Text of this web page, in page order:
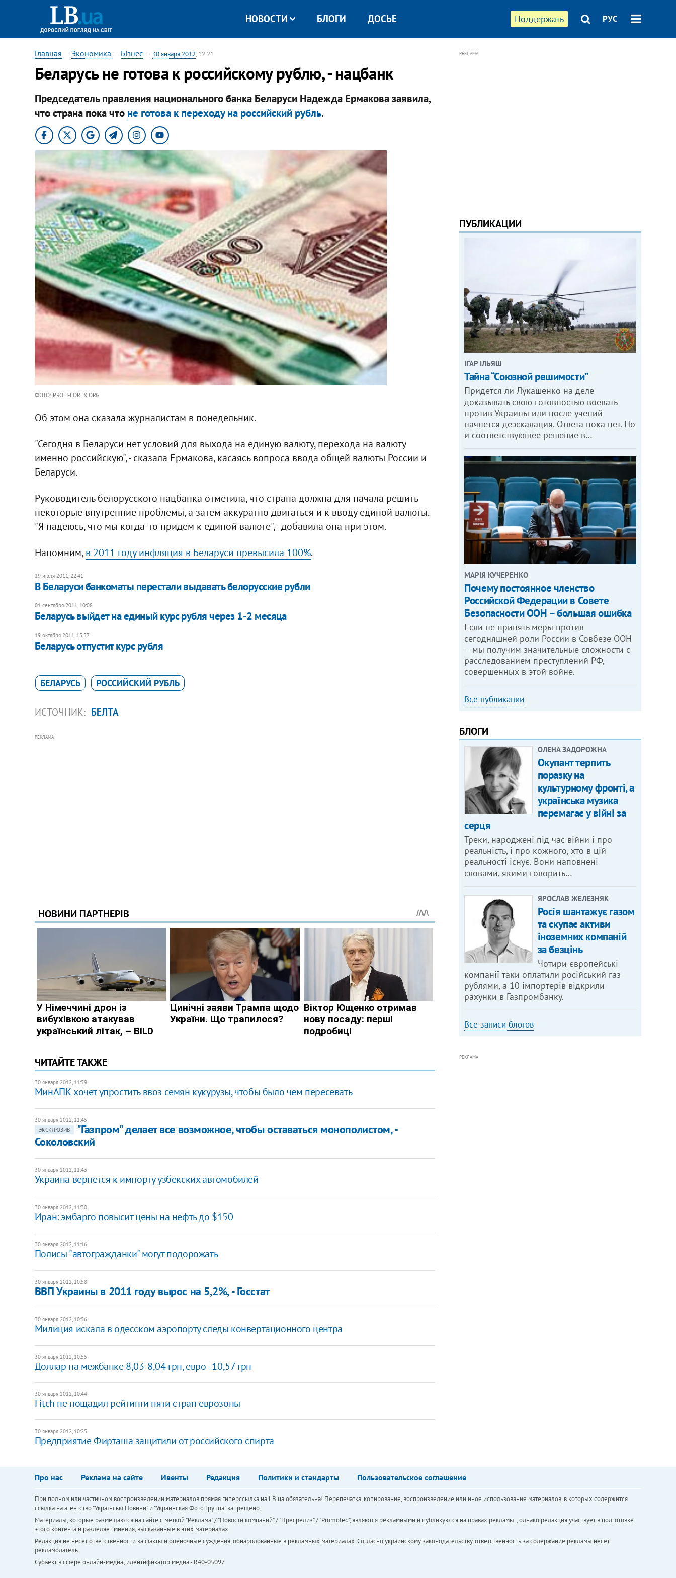
Поддержать РУС
НОВОСТИ БЛОГИ ДОСЬЕ
Главная — Экономика — Бізнес— 30 января 2012, 12:21
Беларусь не готова к российскому рублю, - нацбанк
Председатель правления национального банка Беларуси Надежда Ермакова заявила,
что страна пока что не готова к переходу на российский рубль.
ФОТО: PROFI-FOREX.ORG
Об этом она сказала журналистам в понедельник.
"Сегодня в Беларуси нет условий для выхода на единую валюту, перехода на валюту
именно российскую", - сказала Ермакова, касаясь вопроса ввода общей валюты России и
Беларуси.
Руководитель белорусского нацбанка отметила, что страна должна для начала решить
некоторые внутренние проблемы, а затем аккуратно двигаться и к вводу единой валюты.
"Я надеюсь, что мы когда-то придем к единой валюте", - добавила она при этом.
Напомним,в 2011 году инфляция в Беларуси превысила 100%.
19 июля 2011, 22:41
В Беларуси банкоматы перестали выдавать белорусские рубли
01 сентября 2011, 10:08
Беларусь выйдет на единый курс рубля через 1-2 месяца
19 октября 2011, 15:57
Беларусь отпустит курс рубля
БЕЛАРУСЬ РОССИЙСКИЙ РУБЛЬ
ИСТОЧНИК: БЕЛТА
РЕКЛАМА
ЧИТАЙТЕ ТАКЖЕ
30 января 2012, 11:59
МинАПК хочет упростить ввоз семян кукурузы, чтобы было чем пересевать
30 января 2012, 11:45
ЭКСКЛЮЗИВ
"Газпром" делает все возможное, чтобы оставаться монополистом, -
Соколовский
30 января 2012, 11:43
Украина вернется к импорту узбекских автомобилей
30 января 2012, 11:30
Иран: эмбарго повысит цены на нефть до $150
30 января 2012, 11:16
Полисы "автогражданки" могут подорожать
30 января 2012, 10:58
ВВП Украины в 2011 году вырос на 5,2%, - Госстат
30 января 2012, 10:56
Милиция искала в одесском аэропорту следы конвертационного центра
30 января 2012, 10:55
Доллар на межбанке 8,03-8,04 грн, евро - 10,57 грн
30 января 2012, 10:44
Fitch не пощадил рейтинги пяти стран еврозоны
30 января 2012, 10:25
Предприятие Фирташа защитили от российского спирта
РЕКЛАМА
ПУБЛИКАЦИИ
ІГАР ІЛЬЯШ
Тайна “Союзной решимости”
Придется ли Лукашенко на деле
доказывать свою готовностью воевать
против Украины или после учений
начнется деэскалация. Ответа пока нет. Но
и соответствующее решение в…
МАРІЯ КУЧЕРЕНКО
​Почему постоянное членство
Российской Федерации в Совете
Безопасности ООН – большая ошибка
Если не принять меры против
сегодняшней роли России в Совбезе ООН
– мы получим значительные сложности с
расследованием преступлений РФ,
совершенных в этой войне.
Все публикации
БЛОГИ
ОЛЕНА ЗАДОРОЖНА
Окупант терпить
поразку на
культурному фронті, а
українська музика
перемагає у війні за
серця
Треки, народжені під час війни і про
реальність, і про кожного, хто в цій
реальності існує. Вони наповнені
словами, якими говорить…
ЯРОСЛАВ ЖЕЛЕЗНЯК
Росія шантажує газом
та скупає активи
іноземних компаній
за безцінь
Чотири європейські
компанії таки оплатили російський газ
рублями, а 10 імпортерів відкрили
рахунки в Газпромбанку.
Все записи блогов
РЕКЛАМА
Про нас Реклама на сайте Ивенты Редакция Политики и стандарты Пользовательское соглашение
При полном или частичном воспроизведении материалов прямая гиперссылка на LB.ua обязательна! Перепечатка, копирование, воспроизведение или иное использование материалов, в которых содержится
ссылка на агентство "Українськi Новини" и "Украинская Фото Группа" запрещено.
Материалы, которые размещаются на сайте с меткой "Реклама" / "Новости компаний" / "Пресрелиз" / "Promoted", являются рекламными и публикуются на правах рекламы. , однако редакция участвует в подготовке
этого контента и разделяет мнения, высказанные в этих материалах.
Редакция не несет ответственности за факты и оценочные суждения, обнародованные в рекламных материалах. Согласно украинскому законодательству, ответственность за содержание рекламы несет
рекламодатель.
Субъект в сфере онлайн-медиа; идентификатор медиа - R40-05097